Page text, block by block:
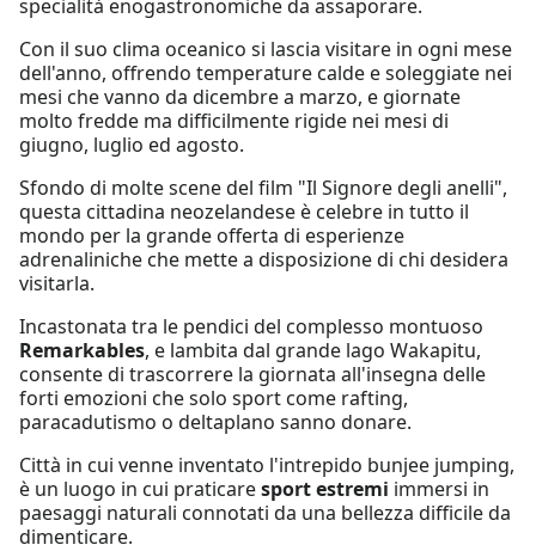
specialità enogastronomiche da assaporare.
Con il suo clima oceanico si lascia visitare in ogni mese
dell'anno, offrendo temperature calde e soleggiate nei
mesi che vanno da dicembre a marzo, e giornate
molto fredde ma difficilmente rigide nei mesi di
giugno, luglio ed agosto.
Sfondo di molte scene del film "Il Signore degli anelli",
questa cittadina neozelandese è celebre in tutto il
mondo per la grande offerta di esperienze
adrenaliniche che mette a disposizione di chi desidera
visitarla.
Incastonata tra le pendici del complesso montuoso
Remarkables, e lambita dal grande lago Wakapitu,
consente di trascorrere la giornata all'insegna delle
forti emozioni che solo sport come rafting,
paracadutismo o deltaplano sanno donare.
Città in cui venne inventato l'intrepido bunjee jumping,
è un luogo in cui praticaresport estremi immersi in
paesaggi naturali connotati da una bellezza difficile da
dimenticare.